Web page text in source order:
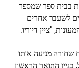
בבית ספר שמספר
לשעבר אחרים
"ציין דיוריו.
שחורה מניעה אותו
התואר הראשון